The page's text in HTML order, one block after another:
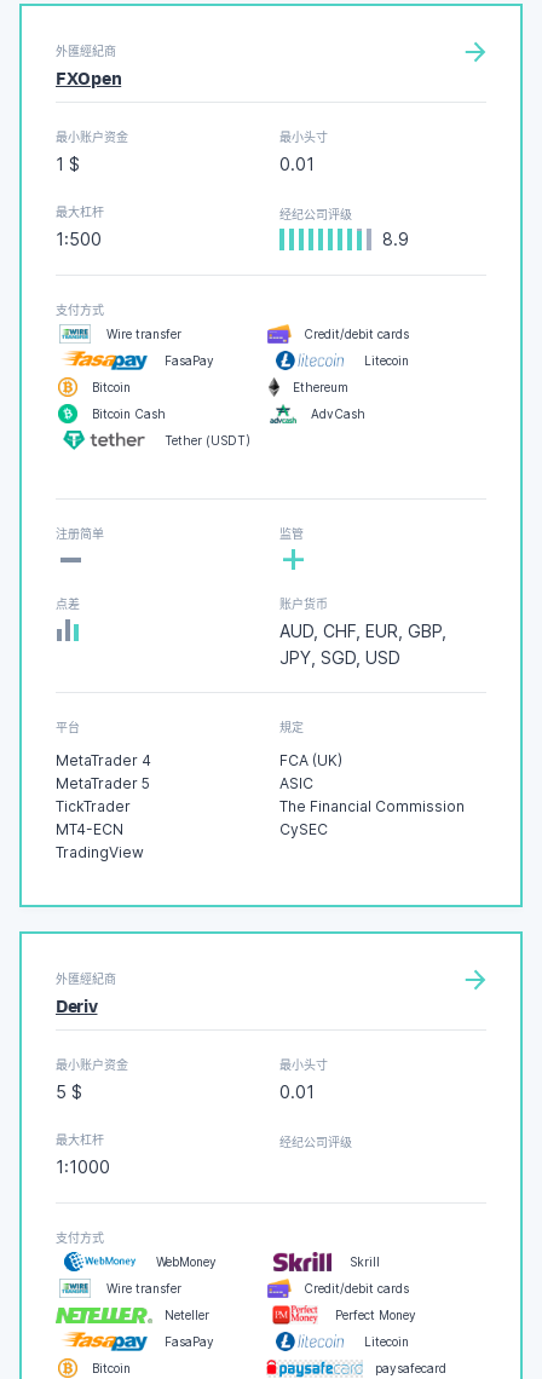
外匯經紀商
FXOpen
最小账户资金
1 $
最小头寸
0.01
最大杠杆
1:500
经纪公司评级
8.9
支付方式
Wire transfer
Credit/debit cards
FasaPay
Litecoin
Bitcoin
Ethereum
Bitcoin Cash
AdvCash
Tether (USDT)
注册简单
- 监管
+
点差 账户货币
AUD, CHF, EUR, GBP,
JPY, SGD, USD
平台
MetaTrader 4
MetaTrader 5
TickTrader
MT4-ECN
TradingView
規定
FCA (UK)
ASIC
The Financial Commission
CySEC
外匯經紀商
Deriv
最小账户资金
5 $
最小头寸
0.01
最大杠杆
1:1000
经纪公司评级
支付方式
WebMoney
Skrill
Wire transfer
Credit/debit cards
Neteller
Perfect Money
FasaPay
Litecoin
Bitcoin
paysafecard